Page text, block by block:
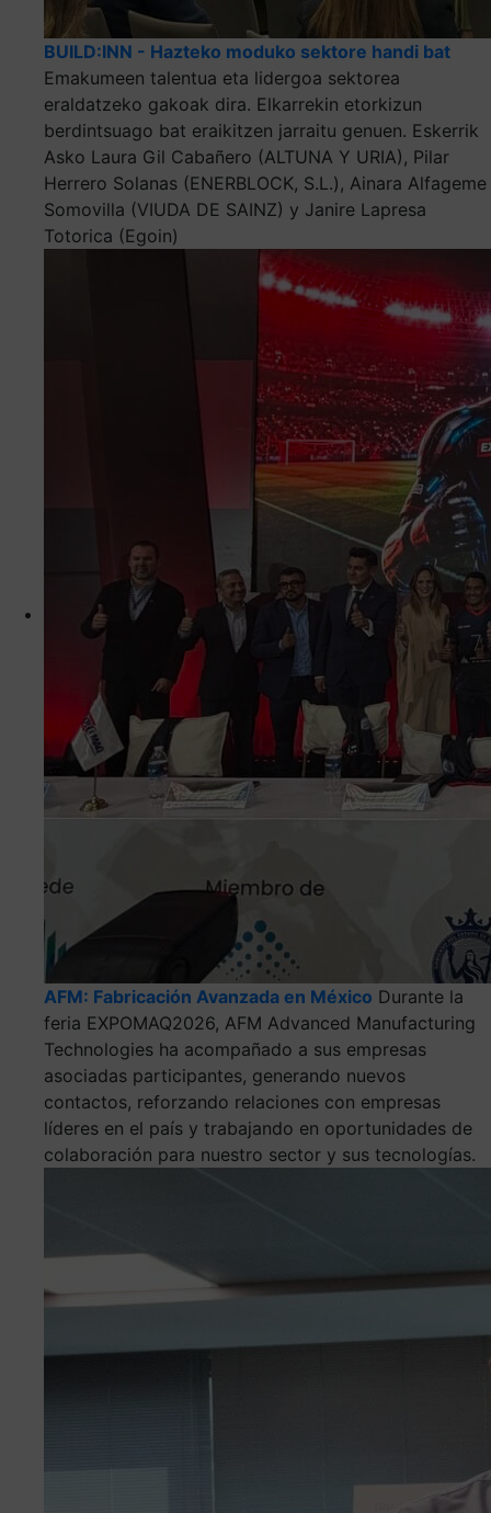
BUILD:INN - Hazteko moduko sektore handi bat
Emakumeen talentua eta lidergoa sektorea
eraldatzeko gakoak dira. Elkarrekin etorkizun
berdintsuago bat eraikitzen jarraitu genuen. Eskerrik
Asko Laura Gil Cabañero (ALTUNA Y URIA), Pilar
Herrero Solanas (ENERBLOCK, S.L.), Ainara Alfageme
Somovilla (VIUDA DE SAINZ) y Janire Lapresa
Totorica (Egoin)
AFM: Fabricación Avanzada en México Durante la
feria EXPOMAQ2026, AFM Advanced Manufacturing
Technologies ha acompañado a sus empresas
asociadas participantes, generando nuevos
contactos, reforzando relaciones con empresas
líderes en el país y trabajando en oportunidades de
colaboración para nuestro sector y sus tecnologías.